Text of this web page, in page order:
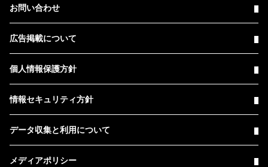
お問い合わせ
広告掲載について
個人情報保護方針
情報セキュリティ方針
データ収集と利用について
メディアポリシー